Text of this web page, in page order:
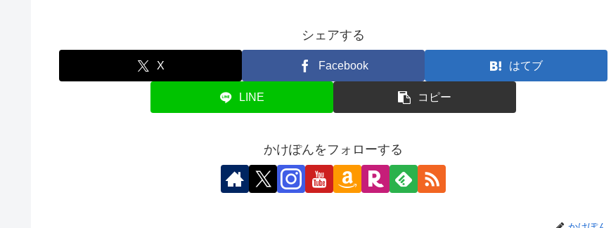
シェアする
X Facebook はてブ
LINE コピー
かけぽんをフォローする